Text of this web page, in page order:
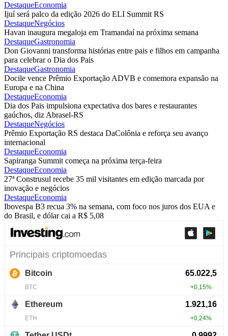
DestaqueEconomia
Ijuí será palco da edição 2026 do ELI Summit RS
DestaqueNegócios
Havan inaugura megaloja em Tramandaí na próxima semana
DestaqueGastronomia
Don Giovanni transforma histórias entre pais e filhos em campanha
para celebrar o Dia dos Pais
DestaqueGastronomia
Docile vence Prêmio Exportação ADVB e comemora expansão na
Europa e na China
DestaqueEconomia
Dia dos Pais impulsiona expectativa dos bares e restaurantes
gaúchos, diz Abrasel-RS
DestaqueNegócios
Prêmio Exportação RS destaca DaColônia e reforça seu avanço
internacional
DestaqueEconomia
Sapiranga Summit começa na próxima terça-feira
DestaqueEconomia
27ª Construsul recebe 35 mil visitantes em edição marcada por
inovação e negócios
DestaqueEconomia
Ibovespa B3 recua 3% na semana, com foco nos juros dos EUA e
do Brasil, e dólar cai a R$ 5,08